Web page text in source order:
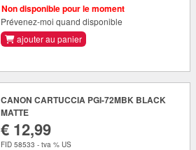
Non disponible pour le moment
Prévenez-moi quand disponible
ajouter au panier
CANON CARTUCCIA PGI-72MBK BLACK
MATTE
€ 12,99
FID 58533 - tva % US